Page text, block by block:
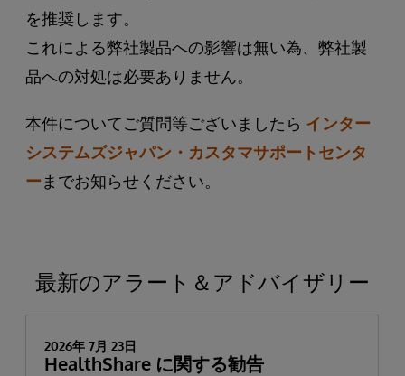
を推奨します。
これによる弊社製品への影響は無い為、弊社製
品への対処は必要ありません。
本件についてご質問等ございましたら インター
システムズジャパン・カスタマサポートセンタ
ー までお知らせください。
最新のアラート＆アドバイザリー
2026年 7月 23日
HealthShare に関する勧告